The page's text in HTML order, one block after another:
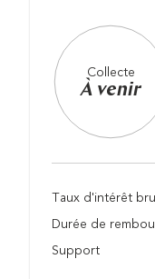
Collecte
À venir
Taux d'intérêt
Durée de
Support